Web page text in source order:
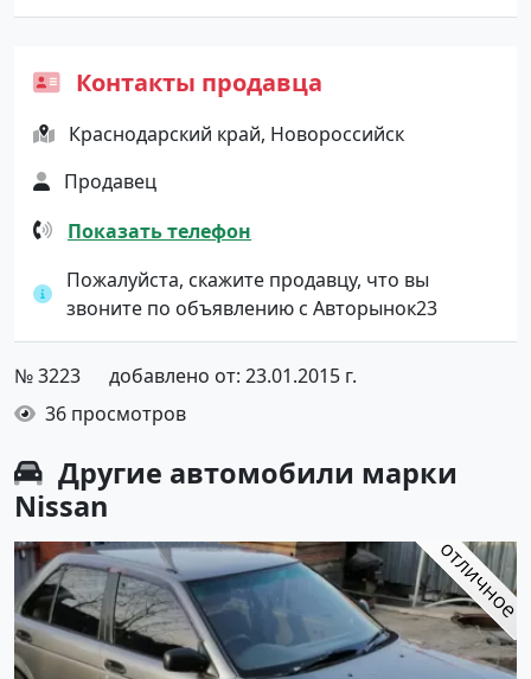
Контакты продавца
Краснодарский край, Новороссийск
Продавец
Показать телефон
Пожалуйста, скажите продавцу, что вы
звоните по объявлению с Авторынок23
№ 3223
добавлено от: 23.01.2015 г.
36 просмотров
Другие автомобили марки
Nissan